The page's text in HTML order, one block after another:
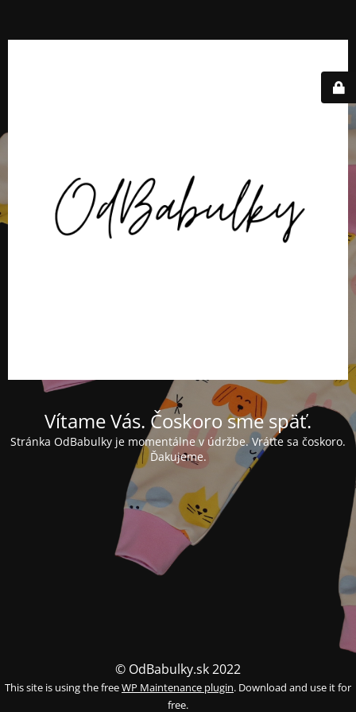
Vítame Vás. Čoskoro sme späť.
Stránka OdBabulky je momentálne v údržbe. Vráťte sa čoskoro.
Ďakujeme.
© OdBabulky.sk 2022
This site is using the freeWP Maintenance plugin. Download and use it for
free.